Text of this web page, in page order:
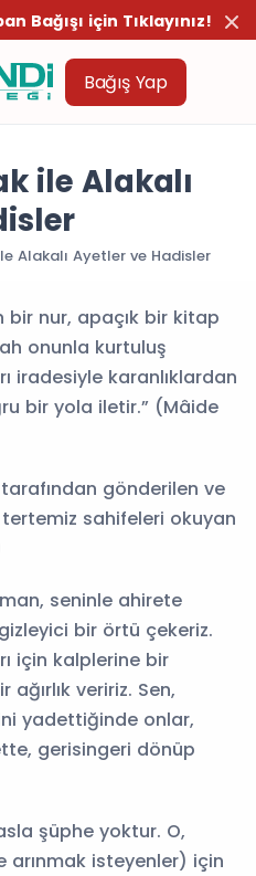
Bağışı için Tıklayınız!
Bağış Yap
ile Alakalı
Alakalı Ayetler ve Hadisler
bir nur, apaçık bir kitap
onunla kurtuluş
iradesiyle karanlıklardan
bir yola iletir.” (Mâide
gönderilen ve
sahifeleri okuyan
seninle ahirete
bir örtü çekeriz.
için kalplerine bir
ağırlık veririz. Sen,
yadettiğinde onlar,
gerisingeri dönüp
şüphe yoktur. O,
arınmak isteyenler) için